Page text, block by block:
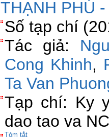
THẠNH PHÚ
Số tạp chí
Tác giả:
Cong Khinh,
Ta Van
Tạp chí: Ky
dao tao va
Tóm tắt